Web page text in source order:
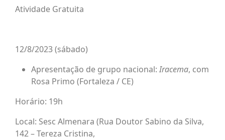
Atividade Gratuita
12/8/2023 (sábado)
Apresentação de grupo nacional:Iracema, com
Rosa Primo (Fortaleza / CE)
Horário: 19h
Local: Sesc Almenara (Rua Doutor Sabino da Silva,
142 – Tereza Cristina,